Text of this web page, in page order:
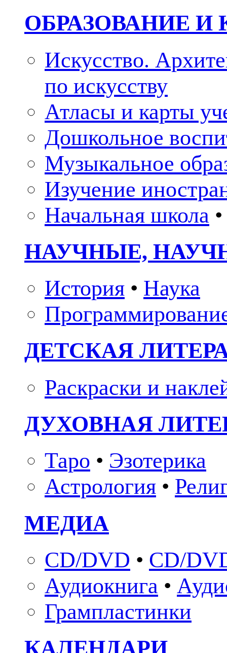
ОБРАЗОВАНИЕ И
Искусство.
по искусству
Атласы и карты
Дошкольное
Музыкальное
Изучение
Начальная школа •
НАУЧНЫЕ,
История • Наука
ДЕТСКАЯ
Раскраски и
ДУХОВНАЯ
Таро • Эзотерика
Астрология •
МЕДИА
CD/DVD • CD/
Аудиокнига •
Грампластинки